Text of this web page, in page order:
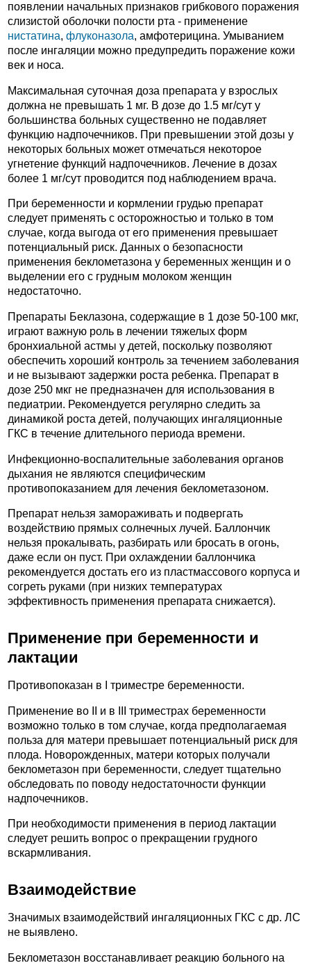
появлении начальных признаков грибкового поражения
слизистой оболочки полости рта - применение
нистатина, флуконазола, амфотерицина. Умыванием
после ингаляции можно предупредить поражение кожи
век и носа.
Максимальная суточная доза препарата у взрослых
должна не превышать 1 мг. В дозе до 1.5 мг/сут у
большинства больных существенно не подавляет
функцию надпочечников. При превышении этой дозы у
некоторых больных может отмечаться некоторое
угнетение функций надпочечников. Лечение в дозах
более 1 мг/сут проводится под наблюдением врача.
При беременности и кормлении грудью препарат
следует применять с осторожностью и только в том
случае, когда выгода от его применения превышает
потенциальный риск. Данных о безопасности
применения беклометазона у беременных женщин и о
выделении его с грудным молоком женщин
недостаточно.
Препараты Беклазона, содержащие в 1 дозе 50-100 мкг,
играют важную роль в лечении тяжелых форм
бронхиальной астмы у детей, поскольку позволяют
обеспечить хороший контроль за течением заболевания
и не вызывают задержки роста ребенка. Препарат в
дозе 250 мкг не предназначен для использования в
педиатрии. Рекомендуется регулярно следить за
динамикой роста детей, получающих ингаляционные
ГКС в течение длительного периода времени.
Инфекционно-воспалительные заболевания органов
дыхания не являются специфическим
противопоказанием для лечения беклометазоном.
Препарат нельзя замораживать и подвергать
воздействию прямых солнечных лучей. Баллончик
нельзя прокалывать, разбирать или бросать в огонь,
даже если он пуст. При охлаждении баллончика
рекомендуется достать его из пластмассового корпуса и
согреть руками (при низких температурах
эффективность применения препарата снижается).
Применение при беременности и
лактации
Противопоказан в I триместре беременности.
Применение во II и в III триместрах беременности
возможно только в том случае, когда предполагаемая
польза для матери превышает потенциальный риск для
плода. Новорожденных, матери которых получали
беклометазон при беременности, следует тщательно
обследовать по поводу недостаточности функции
надпочечников.
При необходимости применения в период лактации
следует решить вопрос о прекращении грудного
вскармливания.
Взаимодействие
Значимых взаимодействий ингаляционных ГКС с др. ЛС
не выявлено.
Беклометазон восстанавливает реакцию больного на